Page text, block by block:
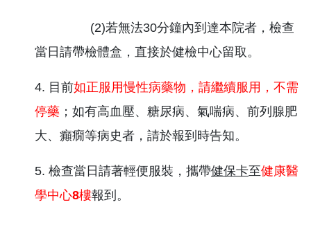
(2)若無法30分鐘內到達本院者，檢查
當日請帶檢體盒，直接於健檢中心留取。
4. 目前如正服用慢性病藥物，請繼續服用，不需
停藥 ；如有高血壓、糖尿病、氣喘病、前列腺肥
大、癲癇等病史者，請於報到時告知。
5. 檢查當日請著輕便服裝，攜帶健保卡至健康醫
學中心8樓報到。